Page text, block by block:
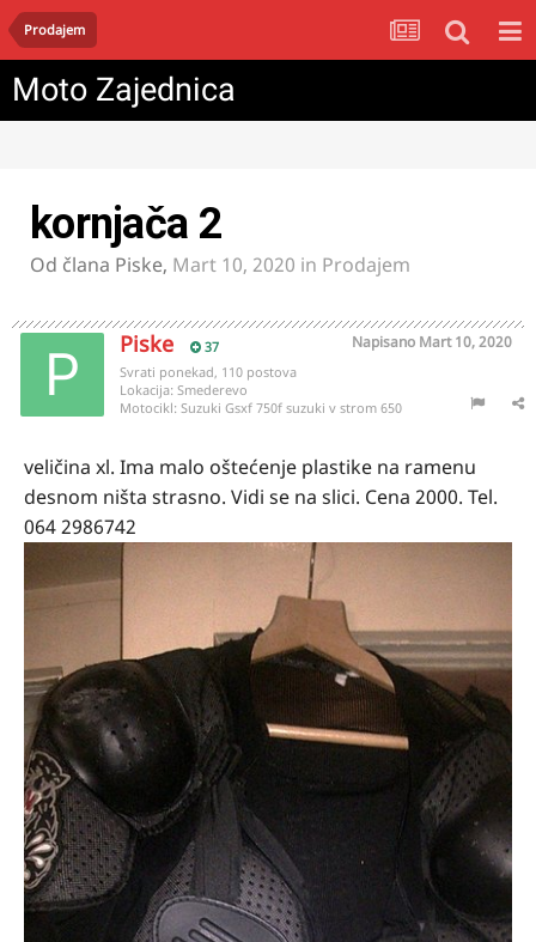
Prodajem
Moto Zajednica
kornjača 2
Od člana Piske, Mart 10, 2020 in Prodajem
Piske 37 Napisano Mart 10, 2020
Svrati ponekad, 110 postova
Lokacija: Smederevo
Motocikl: Suzuki Gsxf 750f suzuki v strom 650
veličina xl. Ima malo oštećenje plastike na ramenu
desnom ništa strasno. Vidi se na slici. Cena 2000. Tel.
064 2986742